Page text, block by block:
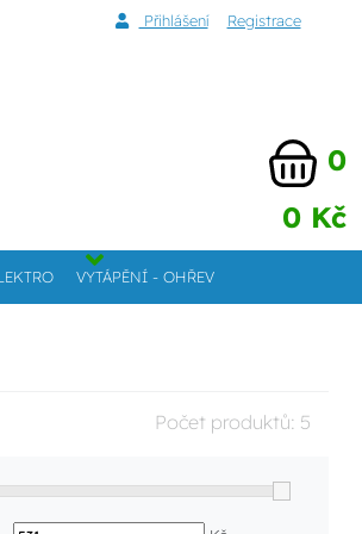
Přihlášení Registrace
0
0 Kč
VYTÁPĚNÍ - OHŘEV
Počet produktů: 5